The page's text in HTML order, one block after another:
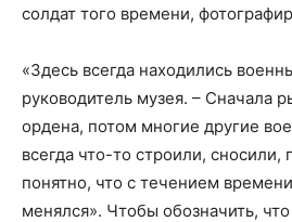
солдат того времени,
«Здесь всегда находились
руководитель музея. – Сначала
ордена, потом многие другие
всегда что-то строили, сносили,
понятно, что с течением
менялся». Чтобы обозначить,